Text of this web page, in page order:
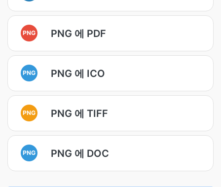
PNG PNG 에 PDF
PNG PNG 에 ICO
PNG PNG 에 TIFF
PNG PNG 에 DOC